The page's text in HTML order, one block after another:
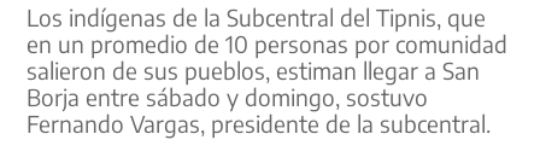
Los indígenas de la Subcentral del Tipnis, que
en un promedio de 10 personas por comunidad
salieron de sus pueblos, estiman llegar a San
Borja entre sábado y domingo, sostuvo
Fernando Vargas, presidente de la subcentral.